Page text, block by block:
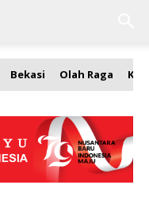
Bekasi Olah Raga